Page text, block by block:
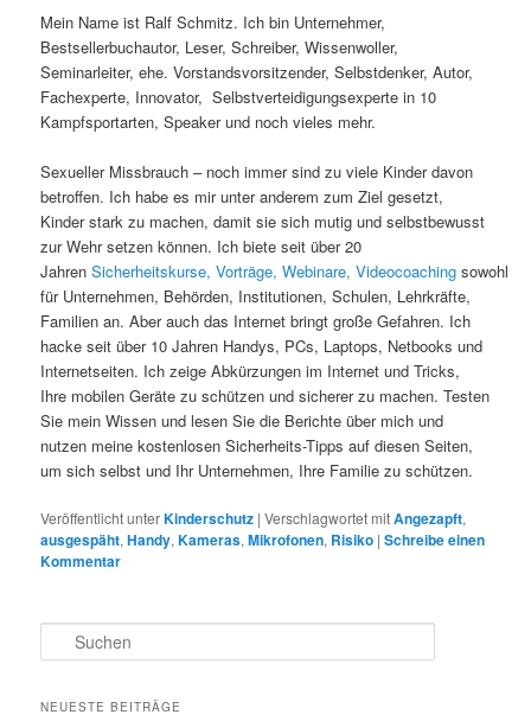
Mein Name ist Ralf Schmitz. Ich bin Unternehmer,
Bestsellerbuchautor, Leser, Schreiber, Wissenwoller,
Seminarleiter, ehe. Vorstandsvorsitzender, Selbstdenker, Autor,
Fachexperte, Innovator, Selbstverteidigungsexperte in 10
Kampfsportarten, Speaker und noch vieles mehr.
Sexueller Missbrauch – noch immer sind zu viele Kinder davon
betroffen. Ich habe es mir unter anderem zum Ziel gesetzt,
Kinder stark zu machen, damit sie sich mutig und selbstbewusst
zur Wehr setzen können. Ich biete seit über 20
JahrenSicherheitskurse, Vorträge, Webinare, Videocoaching sowohl
für Unternehmen, Behörden, Institutionen, Schulen, Lehrkräfte,
Familien an. Aber auch das Internet bringt große Gefahren. Ich
hacke seit über 10 Jahren Handys, PCs, Laptops, Netbooks und
Internetseiten. Ich zeige Abkürzungen im Internet und Tricks,
Ihre mobilen Geräte zu schützen und sicherer zu machen. Testen
Sie mein Wissen und lesen Sie die Berichte über mich und
nutzen meine kostenlosen Sicherheits-Tipps auf diesen Seiten,
um sich selbst und Ihr Unternehmen, Ihre Familie zu schützen.
Veröffentlicht unterKinderschutz |Verschlagwortet mitAngezapft,
ausgespäht,Handy,Kameras,Mikrofonen, Risiko |Schreibe einen
Kommentar
u
h
NEUESTE BEITRÄGE